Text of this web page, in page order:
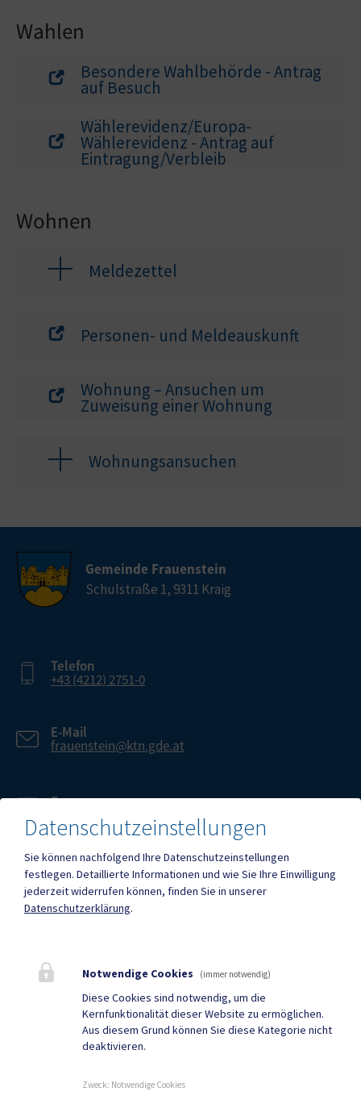
Wahlen
Besondere Wahlbehörde - Antrag
auf Besuch
Wählerevidenz/Europa-
Wählerevidenz - Antrag auf
Eintragung/Verbleib
Wohnen
Meldezettel
Personen- und Meldeauskunft
Wohnung – Ansuchen um
Zuweisung einer Wohnung
Wohnungsansuchen
Gemeinde Frauenstein
Schulstraße 1, 9311 Kraig
Telefon
+43 (4212) 2751-0
E-Mail
frauenstein@ktn.gde.at
Fax
+43 (4212) 2751-22
Mehr
Quicklinks
Geko digital Gemeinde-
Neuigkeiten
Datenschutzeinstellungen
Sie können nachfolgend Ihre Datenschutzeinstellungen
festlegen. Detaillierte Informationen und wie Sie Ihre Einwilligung
jederzeit widerrufen können, finden Sie in unserer
Datenschutzerklärung.
Notwendige Cookies (immer notwendig)
Diese Cookies sind notwendig, um die
Kernfunktionalität dieser Website zu ermöglichen.
Aus diesem Grund können Sie diese Kategorie nicht
deaktivieren.
Zweck: Notwendige Cookies